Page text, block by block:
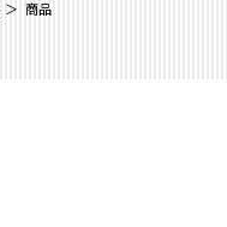
商品